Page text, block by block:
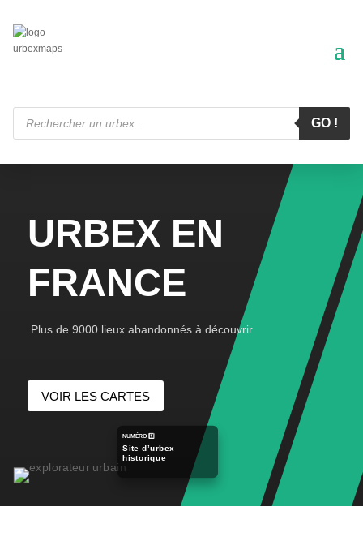
Recherche
produits
GO !
URBEX EN
FRANCE
Plus de 9000 lieux abandonnés à découvrir
VOIR LES CARTES
NUMÉRO 1️⃣
Site d’urbex
historique